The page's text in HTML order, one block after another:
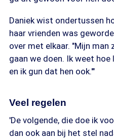
Daniek wist ondertussen
haar vrienden was
over met elkaar. "Mijn man
gaan we doen. Ik weet
en ik gun dat hen ook.'"
Veel regelen
'De volgende, die doe ik
dan ook aan bij het stel